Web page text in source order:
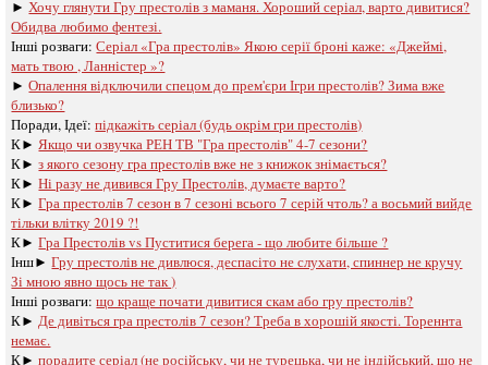
► Хочу глянути Гру престолів з маманя. Хороший серіал, варто дивитися?
Обидва любимо фентезі.
Інші розваги: ​​Серіал «Гра престолів» Якою серії броні каже: «Джеймі,
мать твою , Ланністер »?
►Опалення відключили спецом до прем'єри Ігри престолів? Зима вже
близько?
Поради, Ідеї:підкажіть серіал (будь окрім гри престолів)
К► Якщо чи озвучка РЕН ТВ "Гра престолів" 4-7 сезони?
К►з якого сезону гра престолів вже не з книжок знімається?
К►Ні разу не дивився Гру Престолів, думаєте варто?
К►Гра престолів 7 сезон в 7 сезоні всього 7 серій чтоль? а восьмий вийде
тільки влітку 2019 ?!
К►Гра Престолів vs Пуститися берега - що любите більше ?
Інш►Гру престолів не дивлюся, деспасіто не слухати, спиннер не кручу
Зі мною явно щось не так )
Інші розваги: ​​що краще почати дивитися скам або гру престолів?
К► Де дивіться гра престолів 7 сезон? Треба в хорошій якості. Тореннта
немає.
К►порадите серіал (не російську, чи не турецька, чи не індійський, що не